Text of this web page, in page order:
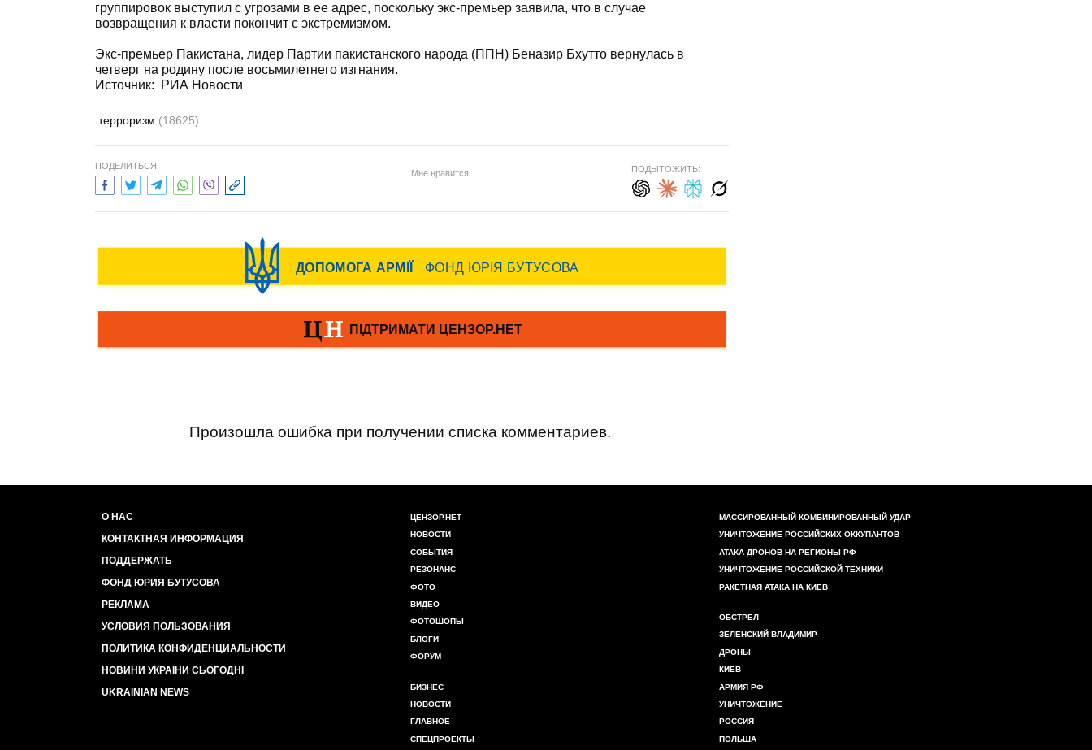
группировок выступил с угрозами в ее адрес, поскольку экс-премьер заявила, что в случае
возвращения к власти покончит с экстремизмом.
Экс-премьер Пакистана, лидер Партии пакистанского народа (ППН) Беназир Бхутто вернулась в
четверг на родину после восьмилетнего изгнания.
Источник:
РИА Новости
терроризм (18625)
ПОДЕЛИТЬСЯ:
Мне нравится ПОДЫТОЖИТЬ:
Произошла ошибка при получении списка комментариев.
О НАС
КОНТАКТНАЯ ИНФОРМАЦИЯ
ПОДДЕРЖАТЬ
ФОНД ЮРИЯ БУТУСОВА
РЕКЛАМА
УСЛОВИЯ ПОЛЬЗОВАНИЯ
ПОЛИТИКА КОНФИДЕНЦИАЛЬНОСТИ
НОВИНИ УКРАЇНИ СЬОГОДНІ
UKRAINIAN NEWS
ЦЕНЗОР.НЕТ
НОВОСТИ
СОБЫТИЯ
РЕЗОНАНС
ФОТО
ВИДЕО
ФОТОШОПЫ
БЛОГИ
ФОРУМ
БИЗНЕС
НОВОСТИ
ГЛАВНОЕ
СПЕЦПРОЕКТЫ
МАССИРОВАННЫЙ КОМБИНИРОВАННЫЙ УДАР
УНИЧТОЖЕНИЕ РОССИЙСКИХ ОККУПАНТОВ
АТАКА ДРОНОВ НА РЕГИОНЫ РФ
УНИЧТОЖЕНИЕ РОССИЙСКОЙ ТЕХНИКИ
РАКЕТНАЯ АТАКА НА КИЕВ
ОБСТРЕЛ
ЗЕЛЕНСКИЙ ВЛАДИМИР
ДРОНЫ
КИЕВ
АРМИЯ РФ
УНИЧТОЖЕНИЕ
РОССИЯ
ПОЛЬША